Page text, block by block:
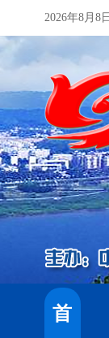
2026年8月8
首